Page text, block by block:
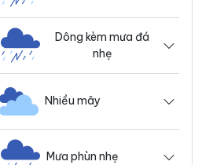
Dông kèm mưa đá
nhẹ
Nhiều mây
Mưa phùn nhẹ